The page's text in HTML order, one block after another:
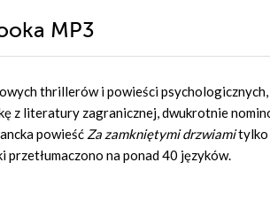
MP3
thrillerów i powieści
z literatury zagranicznej, dwukrotnie
powieść Za zamkniętymi drzwiamitylko
przetłumaczono na ponad 40 języków.